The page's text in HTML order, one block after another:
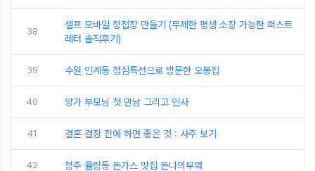
38
셀프 모바일 청첩장 만들기 (무제한 평생 소장 가능한 퍼스트
레터 솔직후기)
39 수원 인계동 점심특선으로 방문한 오봉집
40 양가 부모님 첫 만남 그리고 인사
41 결혼 결정 전에 하면 좋은 것 : 사주 보기
42 청주 율량동 돈가스 맛집 돈나의부엌